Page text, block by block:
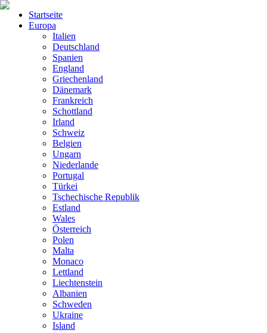
Startseite
Europa
Italien
Deutschland
Spanien
England
Griechenland
Dänemark
Frankreich
Schottland
Irland
Schweiz
Belgien
Ungarn
Niederlande
Portugal
Türkei
Tschechische Republik
Estland
Wales
Österreich
Polen
Malta
Monaco
Lettland
Liechtenstein
Albanien
Schweden
Ukraine
Island